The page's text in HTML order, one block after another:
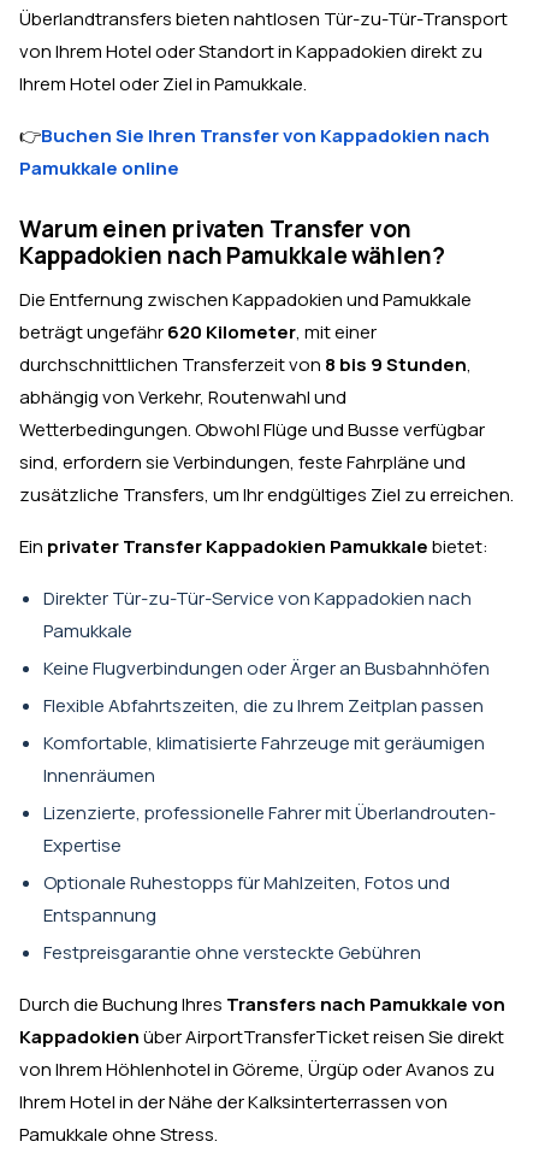
Überlandtransfers bieten nahtlosen Tür-zu-Tür-Transport
von Ihrem Hotel oder Standort in Kappadokien direkt zu
Ihrem Hotel oder Ziel in Pamukkale.
👉Buchen Sie Ihren Transfer von Kappadokien nach
Pamukkale online
Warum einen privaten Transfer von
Kappadokien nach Pamukkale wählen?
Die Entfernung zwischen Kappadokien und Pamukkale
beträgt ungefähr620 Kilometer, mit einer
durchschnittlichen Transferzeit von 8 bis 9 Stunden,
abhängig von Verkehr, Routenwahl und
Wetterbedingungen. Obwohl Flüge und Busse verfügbar
sind, erfordern sie Verbindungen, feste Fahrpläne und
zusätzliche Transfers, um Ihr endgültiges Ziel zu erreichen.
Ein privater Transfer Kappadokien Pamukkalebietet:
Direkter Tür-zu-Tür-Service von Kappadokien nach
Pamukkale
Keine Flugverbindungen oder Ärger an Busbahnhöfen
Flexible Abfahrtszeiten, die zu Ihrem Zeitplan passen
Komfortable, klimatisierte Fahrzeuge mit geräumigen
Innenräumen
Lizenzierte, professionelle Fahrer mit Überlandrouten-
Expertise
Optionale Ruhestopps für Mahlzeiten, Fotos und
Entspannung
Festpreisgarantie ohne versteckte Gebühren
Durch die Buchung Ihres Transfers nach Pamukkale von
Kappadokienüber AirportTransferTicket reisen Sie direkt
von Ihrem Höhlenhotel in Göreme, Ürgüp oder Avanos zu
Ihrem Hotel in der Nähe der Kalksinterterrassen von
Pamukkale ohne Stress.